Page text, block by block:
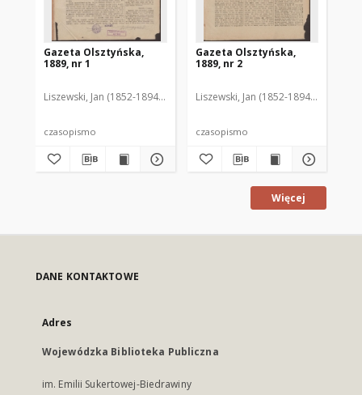
Gazeta Olsztyńska,
1889, nr 1
Liszewski, Jan (1852-1894). Red.
czasopismo
Gazeta Olsztyńska,
1889, nr 2
Liszewski, Jan (1852-1894). Red.
czasopismo
Więcej
DANE KONTAKTOWE
Adres
Wojewódzka Biblioteka Publiczna
im. Emilii Sukertowej-Biedrawiny